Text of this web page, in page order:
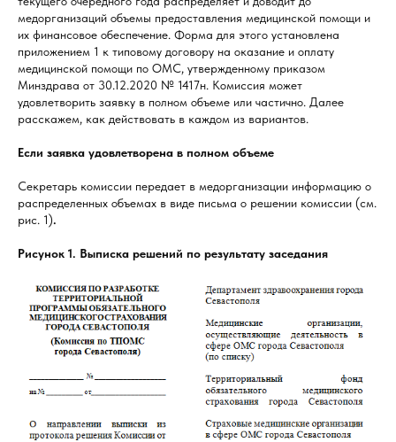
медорганизаций объемы предоставления медицинской помощи и
их финансовое обеспечение. Форма для этого установлена
приложением 1 к типовому договору на оказание и оплату
медицинской помощи по ОМС, утвержденному приказом
Минздрава от 30.12.2020 № 1417н. Комиссия может
удовлетворить заявку в полном объеме или частично. Далее
расскажем, как действовать в каждом из вариантов.
Если заявка удовлетворена в полном объеме
Секретарь комиссии передает в медорганизации информацию о
распределенных объемах в виде письма о решении комиссии (см.
рис. 1).
Рисунок 1. Выписка решений по результату заседания